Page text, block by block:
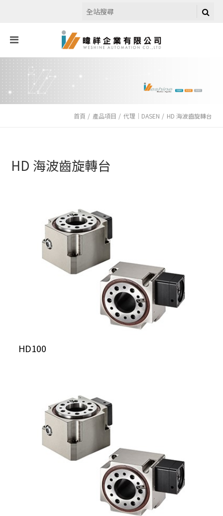
首頁 產品項目 代理｜DASEN HD 海波齒旋轉台
HD 海波齒旋轉台
HD100